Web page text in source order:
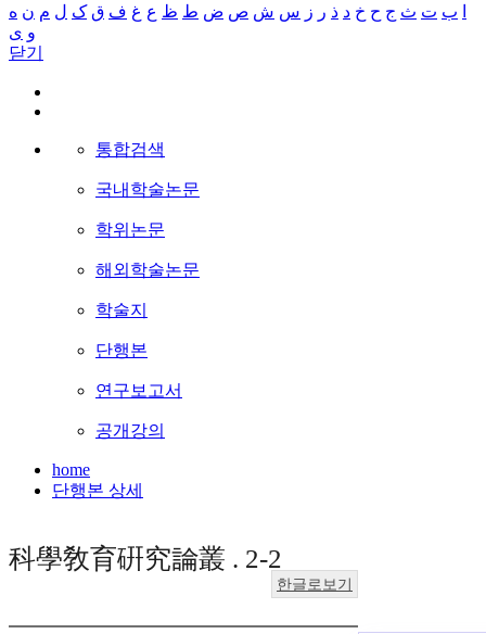
ب ت ث ج ح خ د ذ ر ز س ش ص ض ط ظ ع غ ف ق ک ل م ن ه
و ی
닫기
통합검색
국내학술논문
학위논문
해외학술논문
학술지
단행본
연구보고서
공개강의
home
단행본 상세
科學敎育硏究論叢 . 2-2
한글로보기